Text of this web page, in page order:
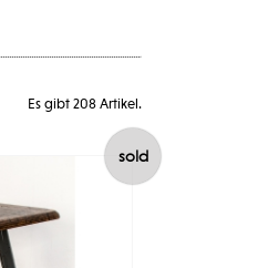
Es gibt 208 Artikel.
sold